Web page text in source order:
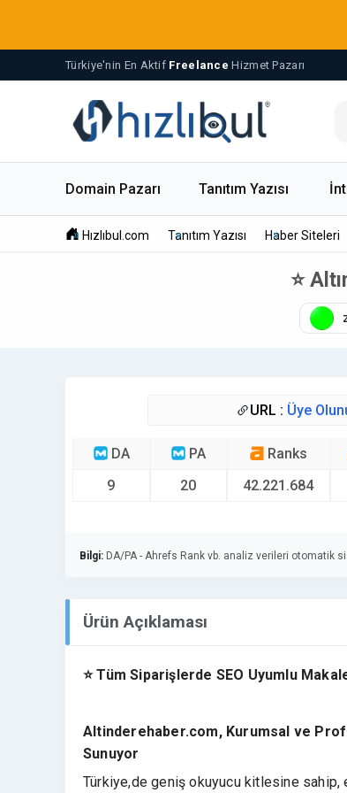
Türkiye'nin En Aktif Freelance Hizmet Pazarı
Domain Pazarı Tanıtım Yazısı
Hızlıbul.com Tanıtım Yazısı Haber Siteleri
⭐
URL : Üye
DA
9
PA
20
Ranks
42.221.684
Bilgi: DA/PA - Ahrefs Rank vb. analiz verileri otomatik
Ürün Açıklaması
⭐ Tüm Siparişlerde SEO Uyumlu
Altinderehaber.com, Kurumsal ve
Sunuyor
Türkiye,de geniş okuyucu kitlesine